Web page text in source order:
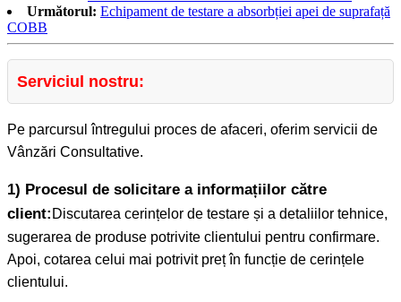
Următorul: Echipament de testare a absorbției apei de suprafață
COBB
Serviciul nostru:
Pe parcursul întregului proces de afaceri, oferim servicii de
Vânzări Consultative.
1) Procesul de solicitare a informațiilor către
client: Discutarea cerințelor de testare și a detaliilor tehnice,
sugerarea de produse potrivite clientului pentru confirmare.
Apoi, cotarea celui mai potrivit preț în funcție de cerințele
clientului.